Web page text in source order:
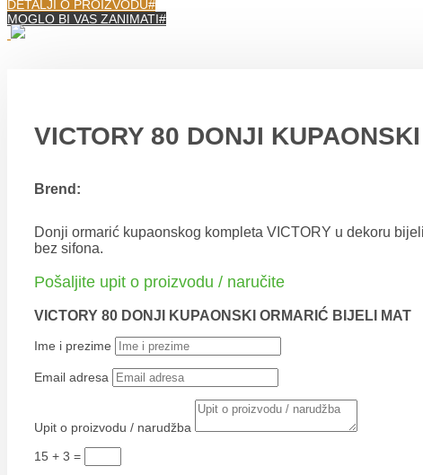
DETALJI O PROIZVODU
MOGLO BI VAS ZANIMATI
VICTORY 80 DONJI
Brend:
Donji ormarić kupaonskog kompleta VICTORY u dekoru
bez sifona.
Pošaljite upit o proizvodu / naručite
VICTORY 80 DONJI KUPAONSKI ORMARIĆ BIJELI MAT
Ime i prezime
Email adresa
Upit o proizvodu / narudžba
15 + 3 =